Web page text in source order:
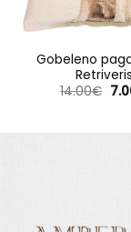
Gobeleno
Retriveris
14.00€